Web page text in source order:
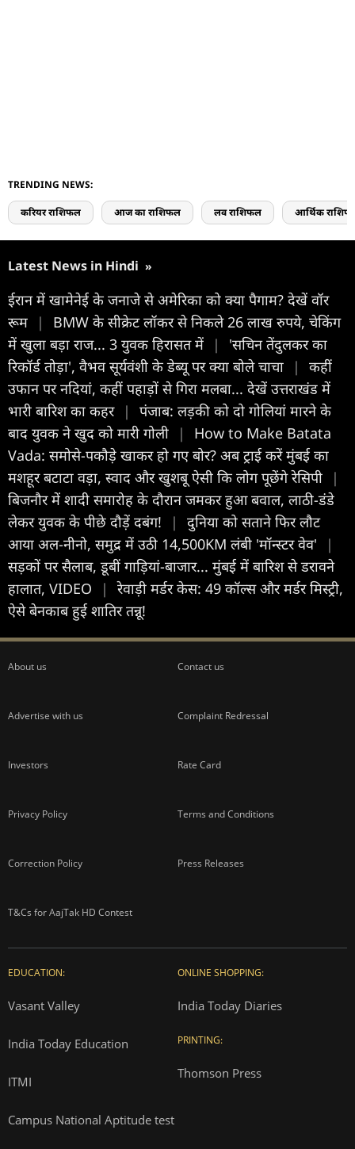
TRENDING NEWS:
करियर राशिफल आज का राशिफल लव राशिफल आर्थिक
Latest News in Hindi »
ईरान में खामेनेई के जनाजे से अमेरिका को क्या पैगाम? देखें वॉर
रूम
|
BMW के सीक्रेट लॉकर से निकले 26 लाख रुपये, चेकिंग
में खुला बड़ा राज... 3 युवक हिरासत में
|
'सचिन तेंदुलकर का
रिकॉर्ड तोड़ा', वैभव सूर्यवंशी के डेब्यू पर क्या बोले चाचा
|
कहीं
उफान पर नदियां, कहीं पहाड़ों से गिरा मलबा... देखें उत्तराखंड में
भारी बारिश का कहर |
पंजाब: लड़की को दो गोलियां मारने के
बाद युवक ने खुद को मारी गोली
|
How to Make Batata
Vada: समोसे-पकौड़े खाकर हो गए बोर? अब ट्राई करें मुंबई का
मशहूर बटाटा वड़ा, स्वाद और खुशबू ऐसी कि लोग पूछेंगे रेसिपी
|
बिजनौर में शादी समारोह के दौरान जमकर हुआ बवाल, लाठी-डंडे
लेकर युवक के पीछे दौड़ें दबंग!
|
दुनिया को सताने फिर लौट
आया अल-नीनो, समुद्र में उठी 14,500KM लंबी 'मॉन्स्टर वेव'
|
सड़कों पर सैलाब, डूबीं गाड़ियां-बाजार... मुंबई में बारिश से डरावने
हालात, VIDEO
|
रेवाड़ी मर्डर केस: 49 कॉल्स और मर्डर मिस्ट्री,
ऐसे बेनकाब हुई शातिर तन्नू!
About us Contact us
Advertise with us Complaint Redressal
Investors Rate Card
Privacy Policy Terms and Conditions
Correction Policy Press Releases
T&Cs for AajTak HD Contest
EDUCATION:
Vasant Valley
India Today Education
ITMI
Campus National Aptitude test
ONLINE SHOPPING:
India Today Diaries
PRINTING:
Thomson Press